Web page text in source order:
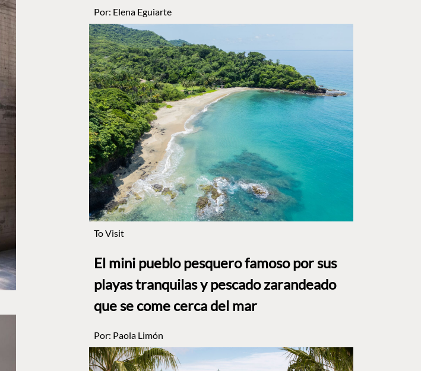
Por: Elena Eguiarte
To Visit
El mini pueblo pesquero famoso por sus
playas tranquilas y pescado zarandeado
que se come cerca del mar
Por: Paola Limón